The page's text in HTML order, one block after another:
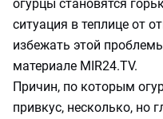
огурцы становятся
ситуация в теплице от
избежать этой
материале MIR24.TV.
Причин, по которым
привкус, несколько, но